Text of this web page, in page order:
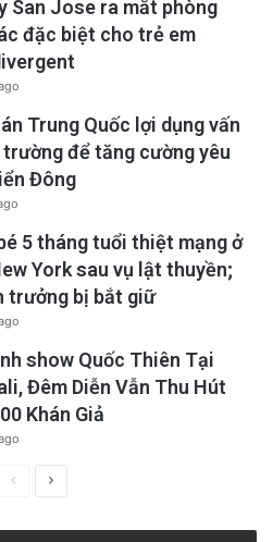
San Jose ra mắt phòng
đặc biệt cho trẻ em
Trung Quốc lợi dụng vấn
để tăng cường yêu
Đông
5 tháng tuổi thiệt mạng ở
York sau vụ lật thuyền;
trưởng bị bắt giữ
show Quốc Thiên Tại
Đêm Diễn Vẫn Thu Hút
Khán Giả
PreviousNext